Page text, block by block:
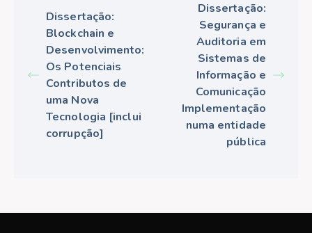
Dissertação:
Blockchain e
Desenvolvimento:
Os Potenciais
Contributos de
uma Nova
Tecnologia [inclui
corrupção]
Dissertação:
Segurança e
Auditoria em
Sistemas de
Informação e
Comunicação
Implementação
numa entidade
pública